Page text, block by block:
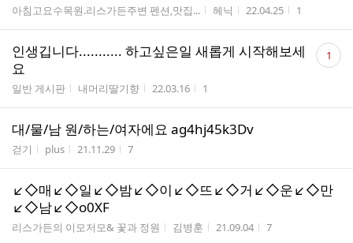
게시판명
아침고요수목원.리스가든주변 펜션,맛집... 작성자
헤닉 작성시간
22.04.25 조회수
1
인생깁니다........... 하고싶은일 새롭게 시작해보세
요
게시판명
일반 게시판 작성자
내머리딸기향 작성시간
22.03.16 조회수
1
댓
글 1
대/물/남 원/하는/여자에요 ag4hj45k3Dv
게시판명
걷기 작성자
plus 작성시간
21.11.29 조회수
7
↙◇매↙◇일↙◇밤↙◇이↙◇뜨↙◇거↙◇운↙◇만
↙◇남↙◇o0XF
게시판명
리스가든의 이모저모& 꽃과 정원 작성자
김병훈 작성시간
21.09.04 조회수
7